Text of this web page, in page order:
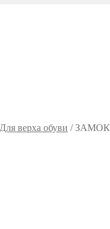
Для верха обуви /ЗАМОК